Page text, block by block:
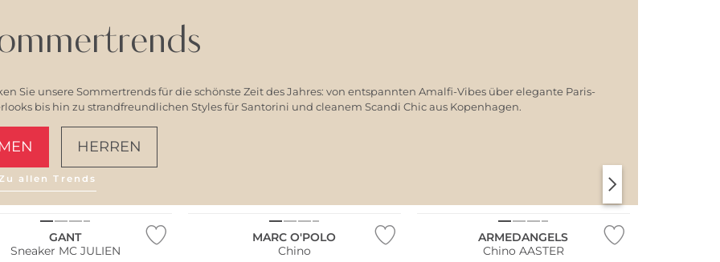
Sie unsere Sommertrends für die schönste Zeit des Jahres: von entspannten Amalfi-Vibes über elegante Paris-
bis hin zu strandfreundlichen Styles für Santorini und cleanem Scandi Chic aus Kopenhagen.
HERREN
allen Trends
GANT
Sneaker MC JULIEN
MARC O'POLO
Chino
ARMEDANGELS
Chino AASTER